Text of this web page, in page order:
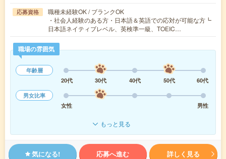
応募資格
職種未経験OK / ブランクOK
・社会人経験のある方・日本語＆英語での応対が可能な方┗
日本語ネイティブレベル、英検準一級、TOEIC…
職場の雰囲気
年齢層
20代
30代 40代 50代
60代
男女比率
女性
男性
もっと見る
気になる! 応募へ進む 詳しく見る